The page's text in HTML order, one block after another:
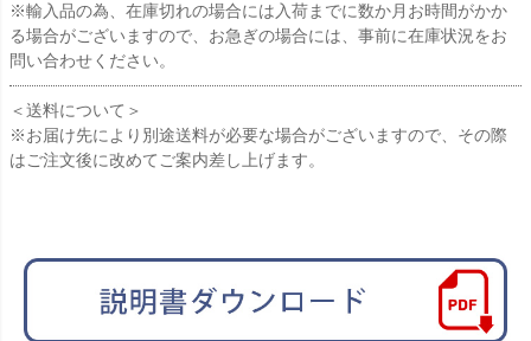
※輸入品の為、在庫切れの場合には入荷までに数か月お時間がかか
る場合がございますので、お急ぎの場合には、事前に在庫状況をお
問い合わせください。
＜送料について＞
※お届け先により別途送料が必要な場合がございますので、その際
はご注文後に改めてご案内差し上げます。